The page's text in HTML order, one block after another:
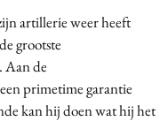
artillerie weer heeft
grootste
Aan de
primetime garantie
kan hij doen wat hij het